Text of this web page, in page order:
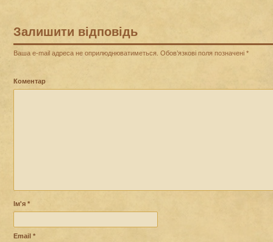
Залишити відповідь
Ваша e-mail адреса не оприлюднюватиметься. Обов’язкові поля позначені *
Коментар
Ім'я *
Email *